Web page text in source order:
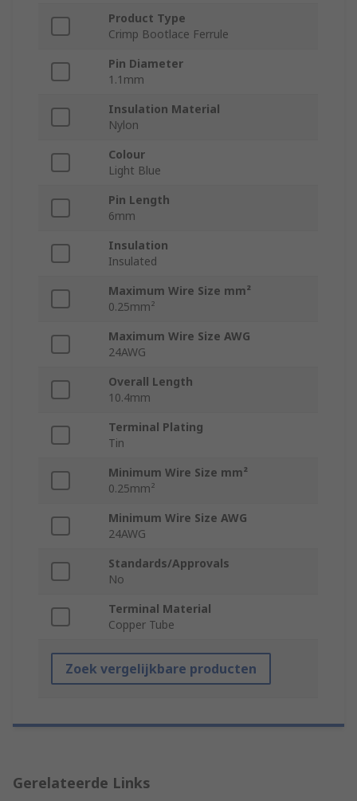
Product Type
Crimp Bootlace Ferrule
Pin Diameter
1.1mm
Insulation Material
Nylon
Colour
Light Blue
Pin Length
6mm
Insulation
Insulated
Maximum Wire Size mm²
0.25mm²
Maximum Wire Size AWG
24AWG
Overall Length
10.4mm
Terminal Plating
Tin
Minimum Wire Size mm²
0.25mm²
Minimum Wire Size AWG
24AWG
Standards/Approvals
No
Terminal Material
Copper Tube
Zoek vergelijkbare producten
Gerelateerde Links